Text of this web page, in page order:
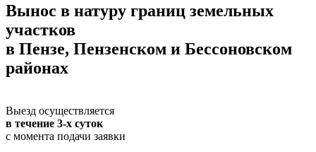
Вынос в натуру границ земельных
участков
в Пензе, Пензенском и Бессоновском
районах
Выезд осуществляется
в течение 3-х суток
с момента подачи заявки